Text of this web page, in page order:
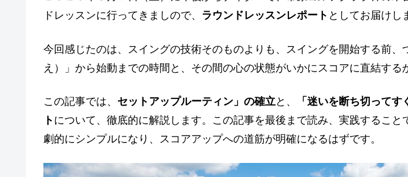
ドレッスンに行ってきましので、 ラウンドレッスンレポート としてお届けし
今回感じたのは、スイングの技術そのものよりも、スイングを開始する前、
え）」から始動までの時間と、その間の心の状態がいかにスコアに直結する
この記事では、 セットアップルーティン」の確立 と、
「迷いを断ち切って
ト について、徹底的に解説します。この記事を最後まで読み、実践すること
劇的にシンプルになり、スコアアップへの道筋が明確になるはずです。